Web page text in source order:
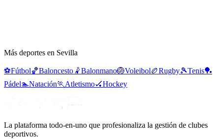
Más deportes en Sevilla
⚽Fútbol🏀Baloncesto 🤾Balonmano🏐Voleibol🏉Rugby🎾Tenis🏓
Pádel🏊Natación🏃 Atletismo🏑Hockey
La plataforma todo-en-uno que profesionaliza la gestión de clubes
deportivos.